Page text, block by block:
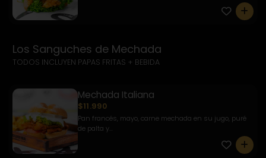
0
Los Sanguches de Mechada
TODOS INCLUYEN PAPAS FRITAS + BEBIDA
Mechada Italiana
$11.990
Pan francés, mayo, carne mechada en su jugo, puré
de palta y...
0